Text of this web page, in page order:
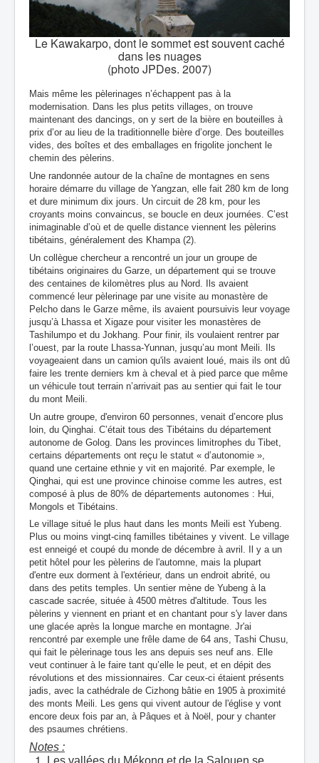
Le Kawakarpo, dont le sommet est souvent caché
dans les nuages
(photo JPDes. 2007)
Mais même les pèlerinages n’échappent pas à la
modernisation. Dans les plus petits villages, on trouve
maintenant des dancings, on y sert de la bière en bouteilles à
prix d’or au lieu de la traditionnelle bière d’orge. Des bouteilles
vides, des boîtes et des emballages en frigolite jonchent le
chemin des pèlerins.
Une randonnée autour de la chaîne de montagnes en sens
horaire démarre du village de Yangzan, elle fait 280 km de long
et dure minimum dix jours. Un circuit de 28 km, pour les
croyants moins convaincus, se boucle en deux journées. C’est
inimaginable d’où et de quelle distance viennent les pèlerins
tibétains, généralement des Khampa (2).
Un collègue chercheur a rencontré un jour un groupe de
tibétains originaires du Garze, un département qui se trouve
des centaines de kilomètres plus au Nord. Ils avaient
commencé leur pèlerinage par une visite au monastère de
Pelcho dans le Garze même, ils avaient poursuivis leur voyage
jusqu’à Lhassa et Xigaze pour visiter les monastères de
Tashilumpo et du Jokhang. Pour finir, ils voulaient rentrer par
l’ouest, par la route Lhassa-Yunnan, jusqu’au mont Meili. Ils
voyageaient dans un camion qu'ils avaient loué, mais ils ont dû
faire les trente derniers km à cheval et à pied parce que même
un véhicule tout terrain n’arrivait pas au sentier qui fait le tour
du mont Meili.
Un autre groupe, d'environ 60 personnes, venait d’encore plus
loin, du Qinghai. C’était tous des Tibétains du département
autonome de Golog. Dans les provinces limitrophes du Tibet,
certains départements ont reçu le statut « d’autonomie »,
quand une certaine ethnie y vit en majorité. Par exemple, le
Qinghai, qui est une province chinoise comme les autres, est
composé à plus de 80% de départements autonomes : Hui,
Mongols et Tibétains.
Le village situé le plus haut dans les monts Meili est Yubeng.
Plus ou moins vingt-cinq familles tibétaines y vivent. Le village
est enneigé et coupé du monde de décembre à avril. Il y a un
petit hôtel pour les pèlerins de l'automne, mais la plupart
d'entre eux dorment à l'extérieur, dans un endroit abrité, ou
dans des petits temples. Un sentier mène de Yubeng à la
cascade sacrée, située à 4500 mètres d'altitude. Tous les
pèlerins y viennent en priant et en chantant pour s'y laver dans
une glacée après la longue marche en montagne. Jr'ai
rencontré par exemple une frêle dame de 64 ans, Tashi Chusu,
qui fait le pèlerinage tous les ans depuis ses neuf ans. Elle
veut continuer à le faire tant qu’elle le peut, et en dépit des
révolutions et des missionnaires. Car ceux-ci étaient présents
jadis, avec la cathédrale de Cizhong bâtie en 1905 à proximité
des monts Meili. Les gens qui vivent autour de l'église y vont
encore deux fois par an, à Pâques et à Noël, pour y chanter
des psaumes chrétiens.
Notes :